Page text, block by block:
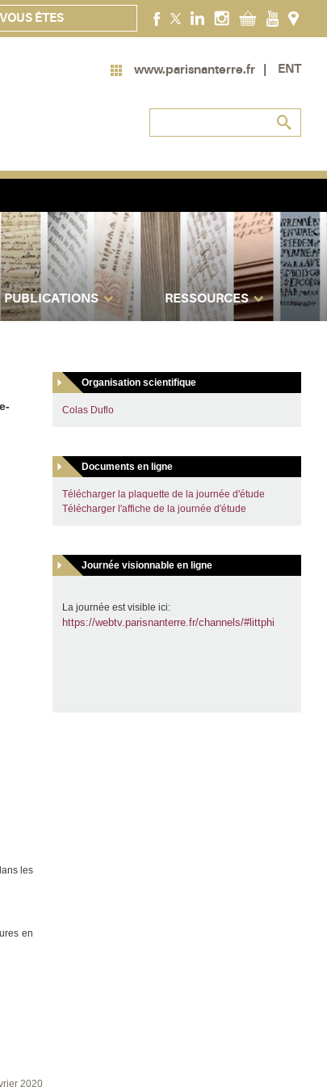
VOUS ÊTES
www.parisnanterre.fr ENT
PUBLICATIONS RESSOURCES
les
en
2020
Organisation scientifique
Colas Duflo
Documents en ligne
Télécharger la plaquette de la journée d'étude
Télécharger l'affiche de la journée d'étude
Journée visionnable en ligne
La journée est visible ici:
https://webtv.parisnanterre.fr/channels/#littphi